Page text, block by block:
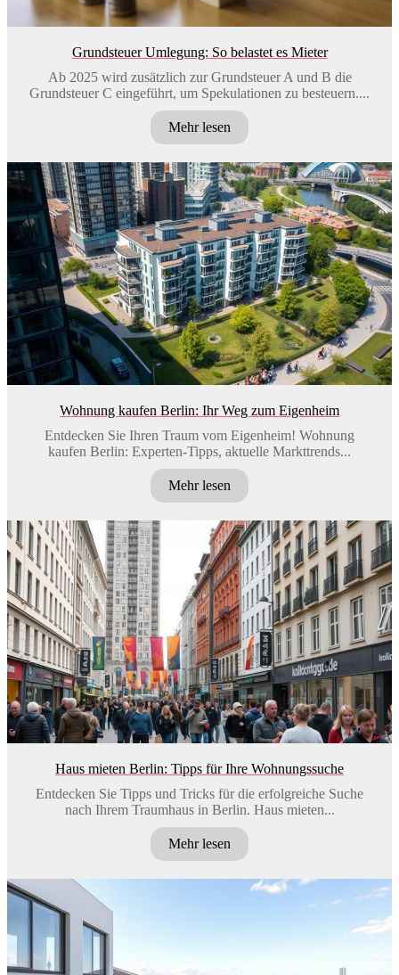
Grundsteuer Umlegung: So belastet es Mieter
Ab 2025 wird zusätzlich zur Grundsteuer A und B die
Grundsteuer C eingeführt, um Spekulationen zu besteuern....
Mehr lesen
Wohnung kaufen Berlin: Ihr Weg zum Eigenheim
Entdecken Sie Ihren Traum vom Eigenheim! Wohnung
kaufen Berlin: Experten-Tipps, aktuelle Markttrends...
Mehr lesen
Haus mieten Berlin: Tipps für Ihre Wohnungssuche
Entdecken Sie Tipps und Tricks für die erfolgreiche Suche
nach Ihrem Traumhaus in Berlin. Haus mieten...
Mehr lesen